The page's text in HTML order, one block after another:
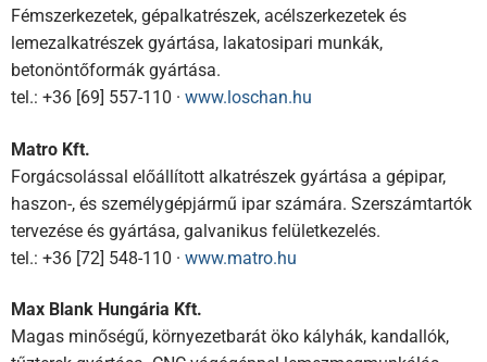
Fémszerkezetek, gépalkatrészek, acélszerkezetek és
lemezalkatrészek gyártása, lakatosipari munkák,
betonöntőformák gyártása.
tel.: +36 [69] 557-110 · www.loschan.hu
Matro Kft.
Forgácsolással előállított alkatrészek gyártása a gépipar,
haszon-, és személygépjármű ipar számára. Szerszámtartók
tervezése és gyártása, galvanikus felületkezelés.
tel.: +36 [72] 548-110 · www.matro.hu
Max Blank Hungária Kft.
Magas minőségű, környezetbarát öko kályhák, kandallók,